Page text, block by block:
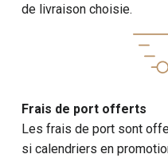
de livraison choisie.
Frais de port offerts
Les frais de port sont
si calendriers en